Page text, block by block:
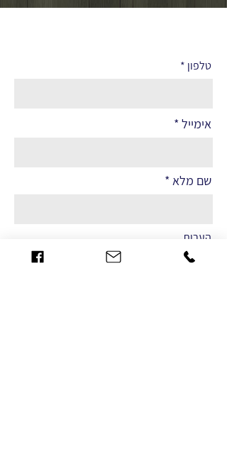
טלפון
אימייל
שם מלא
הערות